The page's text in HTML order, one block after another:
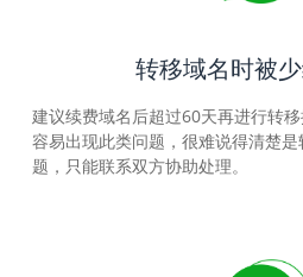
转移域名时被
建议续费域名后超过60天再进行转
容易出现此类问题，很难说得清楚
题，只能联系双方协助处理。